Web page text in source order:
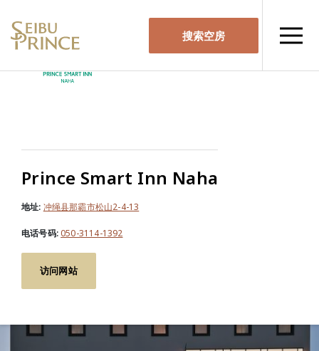
搜索空房
Prince Smart Inn Naha
地址: 冲绳县那霸市松山2-4-13
电话号码:050-3114-1392
访问网站